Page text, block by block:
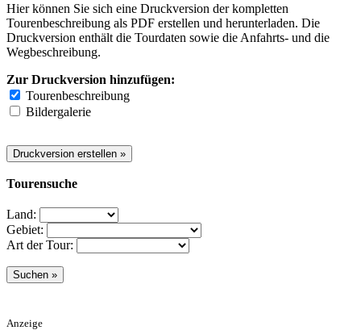
Hier können Sie sich eine Druckversion der kompletten
Tourenbeschreibung als PDF erstellen und herunterladen. Die
Druckversion enthält die Tourdaten sowie die Anfahrts- und die
Wegbeschreibung.
Zur Druckversion hinzufügen:
Tourenbeschreibung
Bildergalerie
Tourensuche
Land:
Gebiet:
Art der Tour:
Anzeige